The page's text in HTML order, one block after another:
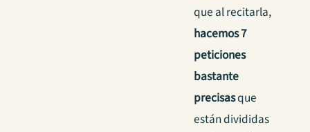
que al recitarla,
hacemos 7
peticiones
bastante
precisasque
están divididas